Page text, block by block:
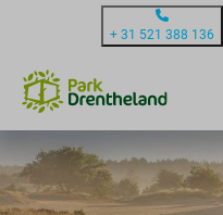
+ 31 521 388 136